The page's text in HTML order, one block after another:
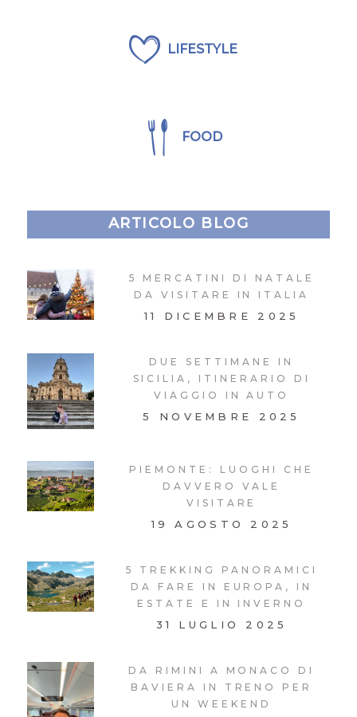
LIFESTYLE
FOOD
ARTICOLO BLOG
5 MERCATINI DI NATALE
DA VISITARE IN ITALIA
11 DICEMBRE 2025
DUE SETTIMANE IN
SICILIA, ITINERARIO DI
VIAGGIO IN AUTO
5 NOVEMBRE 2025
PIEMONTE: LUOGHI CHE
DAVVERO VALE
VISITARE
19 AGOSTO 2025
5 TREKKING PANORAMICI
DA FARE IN EUROPA, IN
ESTATE E IN INVERNO
31 LUGLIO 2025
DA RIMINI A MONACO DI
BAVIERA IN TRENO PER
UN WEEKEND